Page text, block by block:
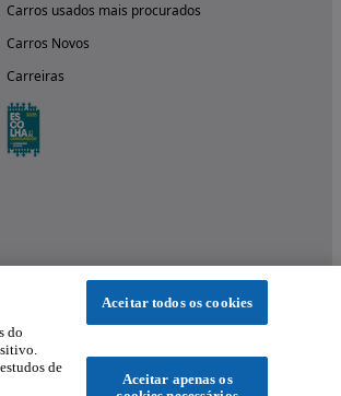
Carros usados mais procurados
Carros Novos
Carreiras
do
de
Aceitar todos os cookies
Aceitar apenas os